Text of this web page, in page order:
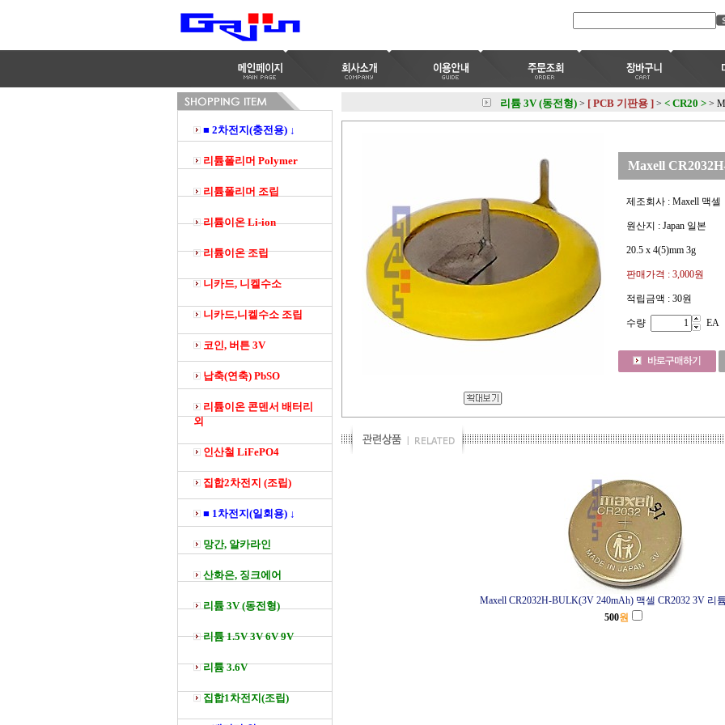
■ 2차전지(충전용) ↓
리튬폴리머 Polymer
리튬폴리머 조립
리튬이온 Li-ion
리튬이온 조립
니카드, 니켈수소
니카드,니켈수소 조립
코인, 버튼 3V
납축(연축) PbSO
리튬이온 콘덴서 배터리
외
인산철 LiFePO4
집합2차전지 (조립)
■ 1차전지(일회용) ↓
망간, 알카라인
산화은, 징크에어
리튬 3V (동전형)
리튬 1.5V 3V 6V 9V
리튬 3.6V
집합1차전지(조립)
리튬 3V (동전형) > [ PCB 기판용 ] > < CR20 > >
Maxell
제조회사 : Maxell 맥셀
원산지 : Japan 일본
20.5 x 4(5)mm 3g
판매가격 : 3,000원
적립금액 : 30원
수량 EA
Maxell CR2032H-BULK(3V 240mAh) 맥셀 CR2032 3V 리
500원